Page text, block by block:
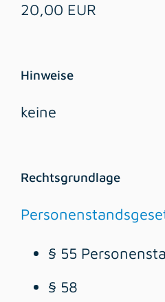
20,00 EUR
Hinweise
keine
Rechtsgrundlage
§ 55
§ 58